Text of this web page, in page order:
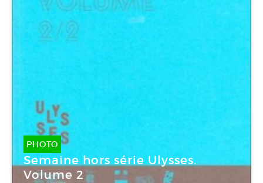
PHOTO
Semaine hors série Ulysses.
Volume 2